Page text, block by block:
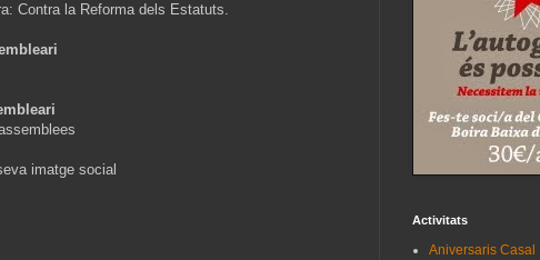
Contra la Reforma dels Estatuts.
imatge social
Activitats
Aniversaris Casal